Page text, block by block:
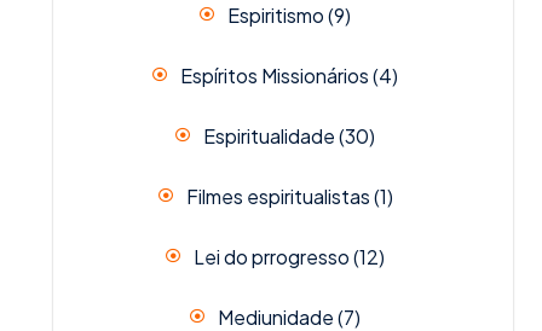
Espiritismo(9)
Espíritos Missionários(4)
Espiritualidade(30)
Filmes espiritualistas(1)
Lei do prrogresso(12)
Mediunidade(7)